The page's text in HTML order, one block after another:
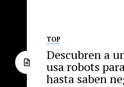
TOP
Descubren a
usa robots
hasta saben